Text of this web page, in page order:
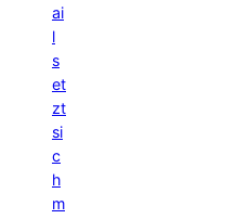
ai
l
s
et
zt
si
c
h
m